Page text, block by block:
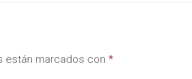
están marcados con *